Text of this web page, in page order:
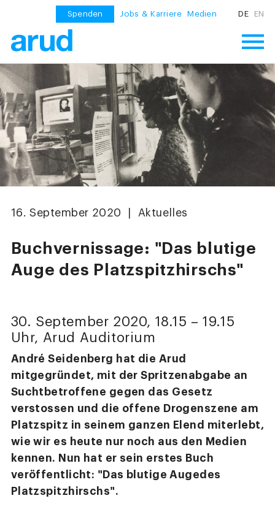
Spenden Jobs & Karriere Medien DE EN
16. September 2020 | Aktuelles
Buchvernissage: "Das blutige
Auge des Platzspitzhirschs"
30. September 2020, 18.15 – 19.15
Uhr, Arud Auditorium
André Seidenberg hat die Arud
mitgegründet, mit der Spritzenabgabe an
Suchtbetroffene gegen das Gesetz
verstossen und die offene Drogenszene am
Platzspitz in seinem ganzen Elend miterlebt,
wie wir es heute nur noch aus den Medien
kennen. Nun hat er sein erstes Buch
veröffentlicht: "Das blutige Augedes
Platzspitzhirschs".